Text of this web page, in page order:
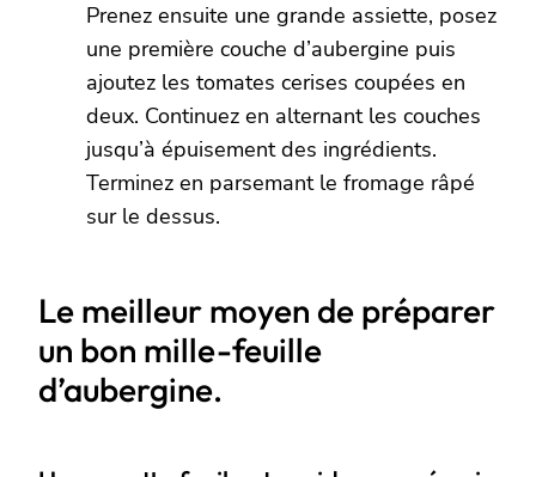
Prenez ensuite une grande assiette, posez
une première couche d’aubergine puis
ajoutez les tomates cerises coupées en
deux. Continuez en alternant les couches
jusqu’à épuisement des ingrédients.
Terminez en parsemant le fromage râpé
sur le dessus.
Le meilleur moyen de préparer
un bon mille-feuille
d’aubergine.